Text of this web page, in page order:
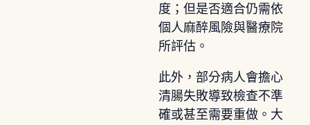
度；但是否適合仍需依
個人麻醉風險與醫療院
所評估。
此外，部分病人會擔心
清腸失敗導致檢查不準
確或甚至需要重做。大